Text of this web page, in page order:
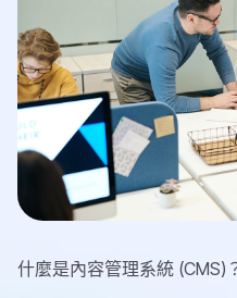
什麼是內容管理系統 (CMS)